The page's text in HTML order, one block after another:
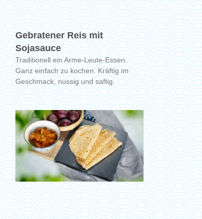
Gebratener Reis mit
Sojasauce
Traditionell ein Arme-Leute-Essen.
Ganz einfach zu kochen. Kräftig im
Geschmack, nussig und saftig.